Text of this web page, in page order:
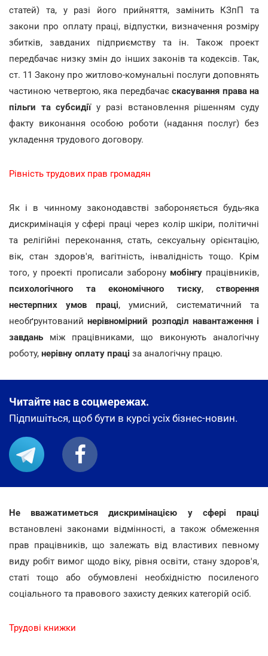
статей) та, у разі його прийняття, замінить КЗпП та
закони про оплату праці, відпустки, визначення розміру
збитків, завданих підприємству та ін. Також проект
передбачає низку змін до інших законів та кодексів. Так,
ст. 11 Закону про житлово-комунальні послуги доповнять
частиною четвертою, яка передбачає скасування права на
пільги та субсидіїу разі встановлення рішенням суду
факту виконання особою роботи (надання послуг) без
укладення трудового договору.
Рівність трудових прав громадян
Як і в чинному законодавстві забороняється будь-яка
дискримінація у сфері праці через колір шкіри, політичні
та релігійні переконання, стать, сексуальну орієнтацію,
вік, стан здоров'я, вагітність, інвалідність тощо. Крім
того, у проекті прописали заборону мобінгупрацівників,
психологічного та економічного тиску,створення
нестерпних умов праці, умисний, систематичний та
необґрунтованийнерівномірний розподіл навантаження і
завдань між працівниками, що виконують аналогічну
роботу, нерівну оплату праці за аналогічну працю.
Читайте нас в соцмережах.
Підпишіться, щоб бути в курсі усіх бізнес-новин.
Не вважатиметься дискримінацією у сфері праці
встановлені законами відмінності, а також обмеження
прав працівників, що залежать від властивих певному
виду робіт вимог щодо віку, рівня освіти, стану здоров'я,
статі тощо або обумовлені необхідністю посиленого
соціального та правового захисту деяких категорій осіб.
Трудові книжки